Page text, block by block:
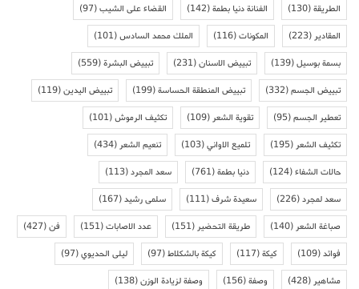
الطريقة(130) الفنانة دنيا بطمة(142) القضاء على الشيب(97)
المقادير(223) المكونات(116) الملك محمد السادس(101)
بسمة بوسيل(139) تبييض الاسنان(231) تبييض البشرة(559)
تبييض الجسم(332) تبييض المنطقة الحساسة(199) تبييض اليدين(119)
تعطير الجسم(95) تقوية الشعر(109) تكثيف الرموش(101)
تكثيف الشعر(195) تلميع الاواني(103) تنعيم الشعر(434)
حالات الشفاء(124) دنيا بطمة(761) سعد المجرد(113)
سعد لمجرد(226) سعيدة شرف(111) سلمى رشيد(167)
صباغة الشعر(140) طريقة التحضير(151) عدد الاصابات(151) فن(427)
فوائد(109) كيكة(117) كيكة بالشكلاط(97) ليلى الحديوي(97)
مشاهير(428) وصفة(156) وصفة لزيادة الوزن(138)